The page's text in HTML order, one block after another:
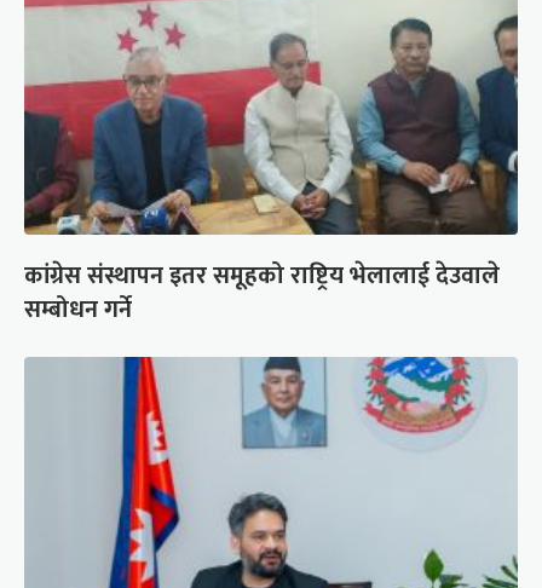
कांग्रेस संस्थापन इतर समूहको राष्ट्रिय भेलालाई देउवाले
सम्बोधन गर्ने